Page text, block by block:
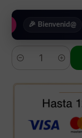
🎉 Bienvenid@ 🔥
Cantidad